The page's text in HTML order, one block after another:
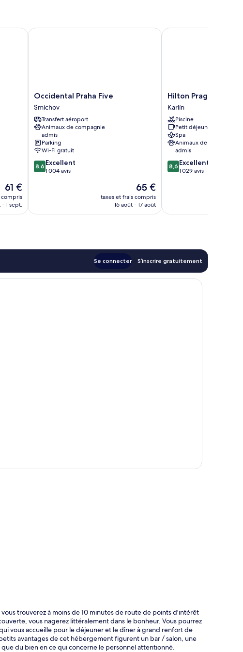
(Small)
avec
Le
nouveau
prix
61 €
compris
- 1 sept.
Occidental
Praha
Five
Smíchov
Occidental Praha Five
Smíchov
Transfert aéroport
Animaux de compagnie
admis
Parking
Wi-Fi gratuit
8.6
sur
8,6 Excellent
1 004 avis
Le
nouveau
prix
65 €
taxes et frais compris
16 août - 17 août
Occidental Praha Five
Hilton
Prague
Atrium
Karlín
Hilton Prague Atrium
Karlín
Piscine
Petit déjeuner gratuit
Spa
Animaux de compagnie
admis
8.6
sur
8,6 Excellent
1 029 avis
Hilton Prague Atrium
Se connecter S’inscrire gratuitement
trouverez à moins de 10 minutes de route de points d'intérêt
vous nagerez littéralement dans le bonheur. Vous pourrez
vous accueille pour le déjeuner et le dîner à grand renfort de
avantages de cet hébergement figurent un bar / salon, une
du bien en ce qui concerne le personnel attentionné.